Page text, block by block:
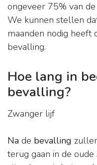
ongeveer 75% van
We kunnen stellen
maanden nodig heeft
bevalling.
Hoe lang in
bevalling?
Zwanger lijf
Na de bevalling
terug gaan in de